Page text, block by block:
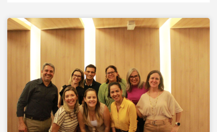
Ano:
Como
2026
com
Mais
Saúde
e